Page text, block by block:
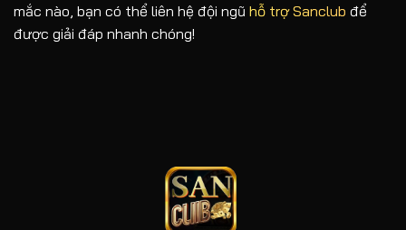
mắc nào, bạn có thể liên hệ đội ngũ hỗ trợ Sanclub để
được giải đáp nhanh chóng!